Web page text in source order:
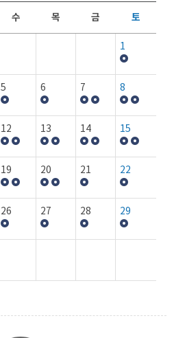
수 목 금 토
1
5 6 7 8
12 13 14 15
19 20 21 22
26 27 28 29